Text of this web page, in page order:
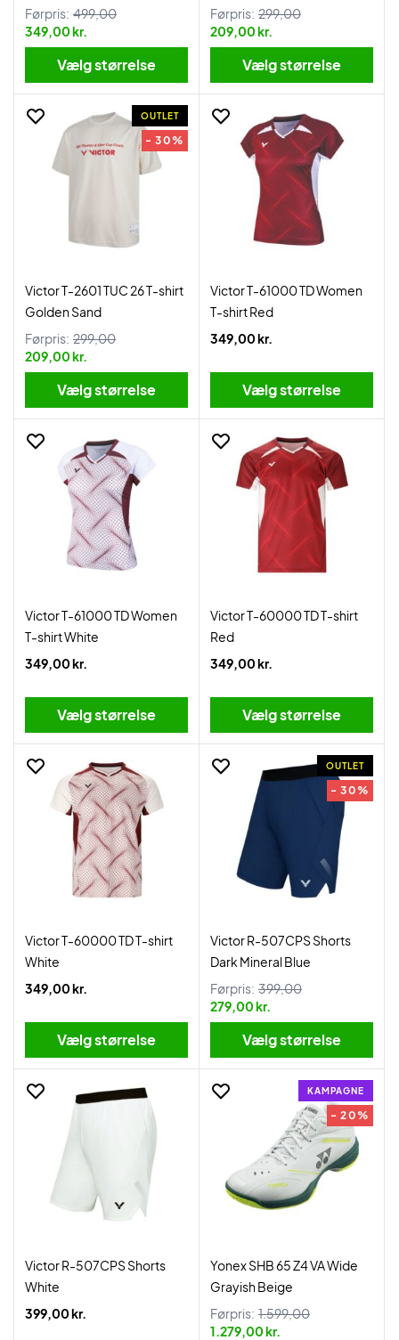
Førpris: 499,00
349,00 kr.
Vælg størrelse
Førpris: 299,00
209,00 kr.
Vælg størrelse
OUTLET
- 30%
Victor T-2601 TUC 26 T-shirt
Golden Sand
Førpris: 299,00
209,00 kr.
Vælg størrelse
Victor T-61000 TD Women
T-shirt Red
349,00 kr.
Vælg størrelse
Victor T-61000 TD Women
T-shirt White
349,00 kr.
Vælg størrelse
Victor T-60000 TD T-shirt
Red
349,00 kr.
Vælg størrelse
Victor T-60000 TD T-shirt
White
349,00 kr.
Vælg størrelse
OUTLET
- 30%
Victor R-507CPS Shorts
Dark Mineral Blue
Førpris: 399,00
279,00 kr.
Vælg størrelse
Victor R-507CPS Shorts
White
399,00 kr.
KAMPAGNE
- 20%
Yonex SHB 65 Z4 VA Wide
Grayish Beige
Førpris: 1.599,00
1.279,00 kr.